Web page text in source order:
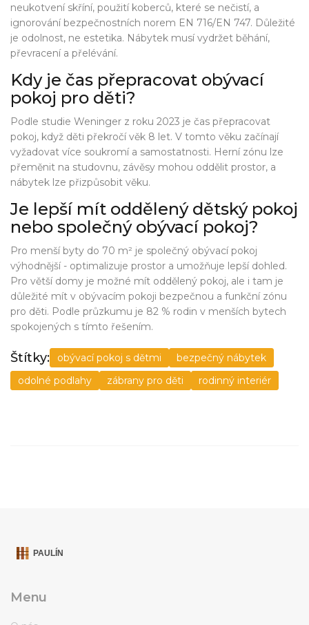
neukotvení skříní, použití koberců, které se nečistí, a
ignorování bezpečnostních norem EN 716/EN 747. Důležité
je odolnost, ne estetika. Nábytek musí vydržet běhání,
převracení a přelévání.
Kdy je čas přepracovat obývací
pokoj pro děti?
Podle studie Weninger z roku 2023 je čas přepracovat
pokoj, když děti překročí věk 8 let. V tomto věku začínají
vyžadovat více soukromí a samostatnosti. Herní zónu lze
přeměnit na studovnu, závěsy mohou oddělit prostor, a
nábytek lze přizpůsobit věku.
Je lepší mít oddělený dětský pokoj
nebo společný obývací pokoj?
Pro menší byty do 70 m² je společný obývací pokoj
výhodnější - optimalizuje prostor a umožňuje lepší dohled.
Pro větší domy je možné mít oddělený pokoj, ale i tam je
důležité mít v obývacím pokoji bezpečnou a funkční zónu
pro děti. Podle průzkumu je 82 % rodin v menších bytech
spokojených s tímto řešením.
Štítky: obývací pokoj s dětmi
bezpečný nábytek
odolné podlahy
zábrany pro děti rodinný interiér
Menu